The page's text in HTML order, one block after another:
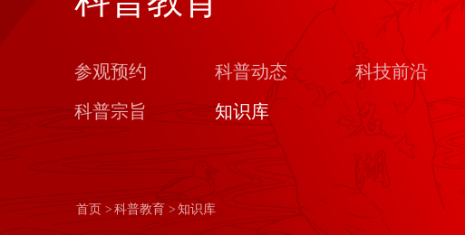
参观预约 科普动态
科技前沿
科普宗旨
知识库
首页 > 科普教育 > 知识库